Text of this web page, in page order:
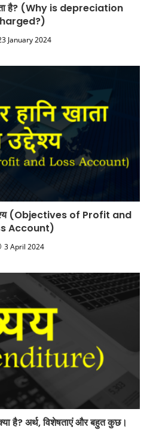
है? (Why is depreciation
January 2024
(Objectives of Profit and
Account)
3 April 2024
है? अर्थ, विशेषताएं और बहुत कुछ।